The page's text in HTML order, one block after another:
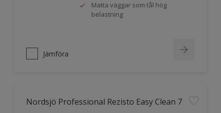
Matta väggar som tål hög
belastning
Jämföra
Nordsjö Professional Rezisto Easy Clean 7